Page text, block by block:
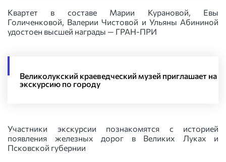
Квартет в составе Марии Курановой, Евы
Голиченковой, Валерии Чистовой и Ульяны Абининой
удостоен высшей награды — ГРАН-ПРИ
Великолукский краеведческий музей приглашает на
экскурсию по городу
Участники экскурсии познакомятся с историей
появления железных дорог в Великих Луках и
Псковской губернии